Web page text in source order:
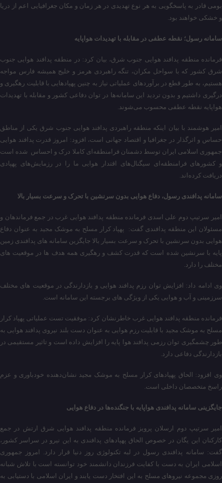
بومی قادر به پاسخگویی به هر نوع تهدیدی در هر زمان و مکان جغرافیایی اعم از دریا
و خشکی خواهند بود.
سامانه رسول؛ نقطه عطفی در مقابله با تهدیدات هواپایه
فرمانده منطقه پدافند هوایی جنوب شرق، بیان کرد: در منطقه پدافند هوایی جنوب
شرق کشور که با سواحل مکران، تنگه راهبردی هرمز و خلیج همیشه فارس مواجه
هستیم، به طور قطع در برآوردهای عملیاتی نیاز به چنین پهپادهایی با قابلیت رهگیری و
درگیری داشتیم و بدون تردید این سامانه‌ها در توان دفاعی کشور و مقابله با تهدیدات
هواپایه نقطه عطفی محسوب می‌شوند.
امیر هوشمند با بیان اینکه منطقه راهبردی پدافند هوایی جنوب شرق یکی از مناطق
حساس و اثرگذار در جغرافیا و اقتصاد جهانی است، افزود: امروز قدرت پدافند هوایی
جمهوری اسلامی ایران توسط دشمنان فرامنطقه‌ای کاملا درک و احساس شده است
و کشورهای فرامنطقه‌ای سیگنال‌های اقتدار هوایی ما را در رزمایش‌های پهپادی
دریافت کرده‌اند.
سامانه پدافندی رسول، دفاع هوایی بدون سرنشین با تحرک و سرعت بسیار بالا
امیر سرتیپ دوم علی اسدی فرمانده منطقه پدافند هوایی غرب در جمع فرماندهان و
مسئولان این منطقه پدافندی گفت: پهپاد کرار مسلح به موشک مجید به عنوان دفاع
هوایی بدون سرنشین با تحرک و سرعت بسیار بالا جایگزین سامانه های پدافندی زمین
پایه با سرنشین شده است که قدرت کشف و رهگیری همه هدف ها در موقعیت های
مختلف را دارد.
وی ادامه داد: افزایش توان رزم پدافند هوایی و بازدارندگی در موقعیت های مختلف
سرزمینی و آب و هوایی یکی از ویژگی های برجسته این سامانه است.
فرمانده منطقه پدافند هوایی غرب خاطرنشان کرد: موفقیت تست عملیاتی پهپاد کرار
مسلح به موشک مجید با قابلیت رزم هوایی به عنوان دست بلند نیروی پدافند هوایی به
طور چشمگیری توان رزمی پدافند هوا پایه را افزایش داده است و تاثیر مستقیمی در
بازدارندگی دفاعی دارد.
وی افزود: الحاق پهپادهای کرار مسلح به موشک مجید نشان‌دهنده خودباوری و عزم
راسخ متخصصان داخلی است.
جایگزینی سامانه پدافندی هواپایه با جنگنده‌ها در دفاع هوایی
امیر سرتیپ دوم ارسلان پرویز فرمانده منطقه پدافند هوایی شرق ارتش در جمع
کارکنان این یگان در خصوص الحاق پهپادهای پدافندی به این نیرو در سراسر کشور،
گفت: سامانه پدافندی رسول در لبه تکنولوژی روز دنیا قرار دارد. امروز جمهوری
اسلامی ایران به دست با کفایت فرزندان دانشمند خود توانسته است با تلاش شبانه
روزی مجموعه نیروهای مسلح به این افتخار دست یابند و ایران اسلامی با دستیابی به